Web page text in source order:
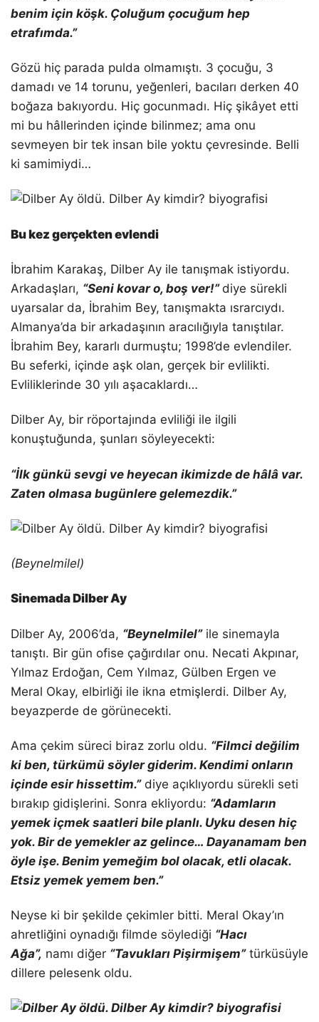
benim için köşk. Çoluğum çocuğum hep
etrafımda.”
Gözü hiç parada pulda olmamıştı. 3 çocuğu, 3
damadı ve 14 torunu, yeğenleri, bacıları derken 40
boğaza bakıyordu. Hiç gocunmadı. Hiç şikâyet etti
mi bu hâllerinden içinde bilinmez; ama onu
sevmeyen bir tek insan bile yoktu çevresinde. Belli
ki samimiydi…
Bu kez gerçekten evlendi
İbrahim Karakaş, Dilber Ay ile tanışmak istiyordu.
Arkadaşları, “Seni kovar o, boş ver!” diye sürekli
uyarsalar da, İbrahim Bey, tanışmakta ısrarcıydı.
Almanya’da bir arkadaşının aracılığıyla tanıştılar.
İbrahim Bey, kararlı durmuştu; 1998’de evlendiler.
Bu seferki, içinde aşk olan, gerçek bir evlilikti.
Evliliklerinde 30 yılı aşacaklardı…
Dilber Ay, bir röportajında evliliği ile ilgili
konuştuğunda, şunları söyleyecekti:
“İlk günkü sevgi ve heyecan ikimizde de hâlâ var.
Zaten olmasa bugünlere gelemezdik.”
(Beynelmilel)
Sinemada Dilber Ay
Dilber Ay, 2006’da, “Beynelmilel”ile sinemayla
tanıştı. Bir gün ofise çağırdılar onu. Necati Akpınar,
Yılmaz Erdoğan, Cem Yılmaz, Gülben Ergen ve
Meral Okay, elbirliği ile ikna etmişlerdi. Dilber Ay,
beyazperde de görünecekti.
Ama çekim süreci biraz zorlu oldu. “Filmci değilim
ki ben, türkümü söyler giderim. Kendimi onların
içinde esir hissettim.”diye açıklıyordu sürekli seti
bırakıp gidişlerini. Sonra ekliyordu: “Adamların
yemek içmek saatleri bile planlı. Uyku desen hiç
yok. Bir de yemekler az gelince… Dayanamam ben
öyle işe. Benim yemeğim bol olacak, etli olacak.
Etsiz yemek yemem ben.”
Neyse ki bir şekilde çekimler bitti. Meral Okay’ın
ahretliğini oynadığı filmde söylediği “Hacı
Ağa”, namı diğer “Tavukları Pişirmişem”türküsüyle
dillere pelesenk oldu.